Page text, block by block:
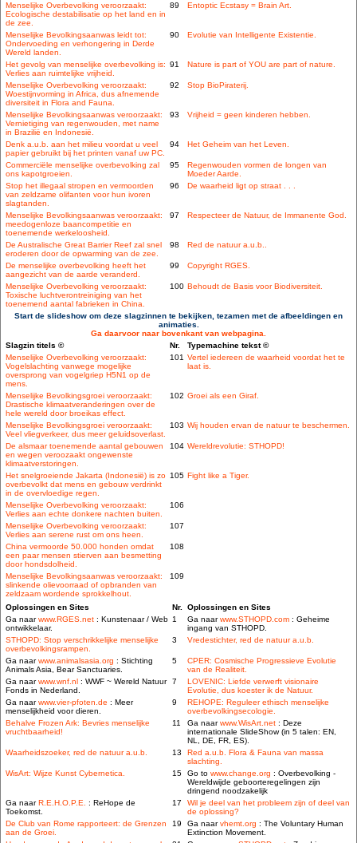
Menselijke Overbevolking veroorzaakt:
Ecologische destabilisatie op het land en in
de zee.
89 Entoptic Ecstasy = Brain Art.
Menselijke Bevolkingsaanwas leidt tot:
Ondervoeding en verhongering in Derde
Wereld landen.
90 Evolutie van Intelligente Existentie.
Het gevolg van menselijke overbevolking is:
Verlies aan ruimtelijke vrijheid.
91 Nature is part of YOU are part of nature.
Menselijke Overbevolking veroorzaakt:
Woestijnvorming in Africa, dus afnemende
diversiteit in Flora and Fauna.
92 Stop BioPiraterij.
Menselijke Bevolkingsaanwas veroorzaakt:
Vernietiging van regenwouden, met name
in Brazilië en Indonesië.
93 Vrijheid = geen kinderen hebben.
Denk a.u.b. aan het milieu voordat u veel
papier gebruikt bij het printen vanaf uw PC.
94 Het Geheim van het Leven.
Commerciële menselijke overbevolking zal
ons kapotgroeien.
95
Regenwouden vormen de longen van
Moeder Aarde.
Stop het illegaal stropen en vermoorden
van zeldzame olifanten voor hun ivoren
slagtanden.
96 De waarheid ligt op straat . . .
Menselijke Bevolkingsaanwas veroorzaakt:
meedogenloze baancompetitie en
toenemende werkeloosheid.
97 Respecteer de Natuur, de Immanente God.
De Australische Great Barrier Reef zal snel
eroderen door de opwarming van de zee.
98 Red de natuur a.u.b..
De menselijke overbevolking heeft het
aangezicht van de aarde veranderd.
99 Copyright RGES.
Menselijke Overbevolking veroorzaakt:
Toxische luchtverontreiniging van het
toenemend aantal fabrieken in China.
100 Behoudt de Basis voor Biodiversiteit.
Start de slideshow om deze slagzinnen te bekijken, tezamen met de afbeeldingen en
animaties.
Ga daarvoor naar bovenkant van webpagina.
Slagzin titels ©
Nr.
Typemachine tekst ©
Menselijke Overbevolking veroorzaakt:
Vogelslachting vanwege mogelijke
oversprong van vogelgriep H5N1 op de
mens.
101 Vertel iedereen de waarheid voordat het te
laat is.
Menselijke Bevolkingsgroei veroorzaakt:
Drastische klimaatveranderingen over de
hele wereld door broeikas effect.
102 Groei als een Giraf.
Menselijke Bevolkingsgroei veroorzaakt:
Veel vliegverkeer, dus meer geluidsoverlast.
103 Wij houden ervan de natuur te beschermen.
De alsmaar toenemende aantal gebouwen
en wegen veroozaakt ongewenste
klimaatverstoringen.
104 Wereldrevolutie: STHOPD!
Het snelgroeiende Jakarta (Indonesië) is zo
overbevolkt dat mens en gebouw verdrinkt
in de overvloedige regen.
105 Fight like a Tiger.
Menselijke Overbevolking veroorzaakt:
Verlies aan echte donkere nachten buiten.
106
Menselijke Overbevolking veroorzaakt:
Verlies aan serene rust om ons heen.
107
China vermoorde 50.000 honden omdat
een paar mensen stierven aan besmetting
door hondsdolheid.
108
Menselijke Bevolkingsaanwas veroorzaakt:
slinkende olievoorraad of opbranden van
zeldzaam wordende sprokkelhout.
109
Oplossingen en Sites Nr. Oplossingen en Sites
Ga naarwww.RGES.net : Kunstenaar / Web
ontwikkelaar.
1 Ga naarwww.STHOPD.com : Geheime
ingang van STHOPD.
STHOPD: Stop verschrikkelijke menselijke
overbevolkingsrampen.
3 Vredestichter, red de natuur a.u.b.
Ga naarwww.animalsasia.org : Stichting
Animals Asia, Bear Sanctuaries.
5
CPER: Cosmische Progressieve Evolutie
van de Realiteit.
Ga naarwww.wnf.nl : WWF ~ Wereld Natuur
Fonds in Nederland.
7
LOVENIC: Liefde verwerft visionaire
Evolutie, dus koester ik de Natuur.
Ga naarwww.vier-pfoten.de : Meer
menselijkheid voor dieren.
9
REHOPE: Reguleer ethisch menselijke
overbevolkingsecologie.
Behalve Frozen Ark: Bevries menselijke
vruchtbaarheid!
11 Ga naarwww.WisArt.net : Deze
internationale SlideShow (in 5 talen: EN,
NL, DE, FR, ES).
Waarheidszoeker, red de natuur a.u.b.
13
Red a.u.b. Flora & Fauna van massa
slachting.
WisArt: Wijze Kunst Cybernetica.
15 Go to www.change.org : Overbevolking -
Wereldwijde geboorteregelingen zijn
dringend noodzakelijk
Ga naarR.E.H.O.P.E. : ReHope de
Toekomst.
17
Wil je deel van het probleem zijn of deel van
de oplossing?
De Club van Rome rapporteert: de Grenzen
aan de Groei.
19 Ga naarvhemt.org : The Voluntary Human
Extinction Movement.